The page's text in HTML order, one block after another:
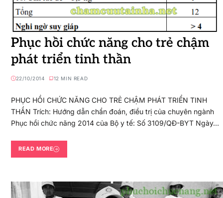
Phục hồi chức năng cho trẻ chậm
phát triển tinh thần
22/10/2014 12 MIN READ
PHỤC HỒI CHỨC NĂNG CHO TRẺ CHẬM PHÁT TRIỂN TINH
THẦN Trích: Hướng dẫn chẩn đoán, điều trị của chuyên ngành
Phục hồi chức năng 2014 của Bộ y tế: Số 3109/QĐ-BYT Ngày…
READ MORE